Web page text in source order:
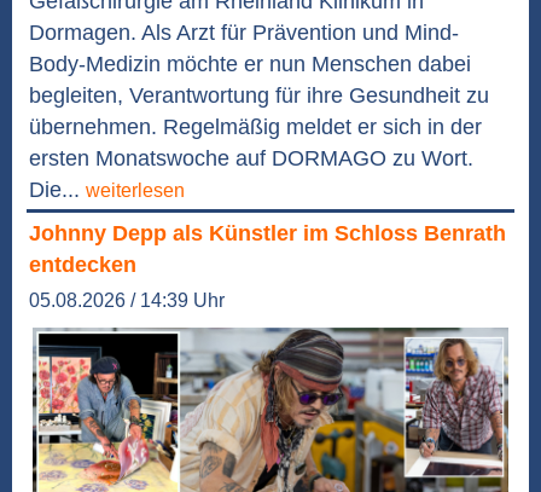
Dormagen. Als Arzt für Prävention und Mind-
Body-Medizin möchte er nun Menschen dabei
begleiten, Verantwortung für ihre Gesundheit zu
übernehmen. Regelmäßig meldet er sich in der
ersten Monatswoche auf DORMAGO zu Wort.
Die... weiterlesen
Johnny Depp als Künstler im Schloss Benrath
entdecken
05.08.2026 / 14:39 Uhr